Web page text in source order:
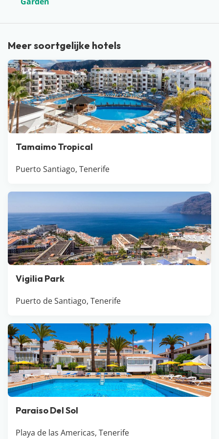
Cruz en Costa Adeje. Hier vind je niet alleen prachtige
hotels, maar ook leuke restaurants en winkels. Met een
gemiddelde temperatuur van 22 graden in de winter
en 30 in de zomer, is Tenerife het hele jaar door een
perfecte keuze!
Meer soortgelijke hotels
Tamaimo Tropical
Puerto Santiago, Tenerife
Vigilia Park
Puerto de Santiago, Tenerife
Paraiso Del Sol
Playa de las Americas, Tenerife